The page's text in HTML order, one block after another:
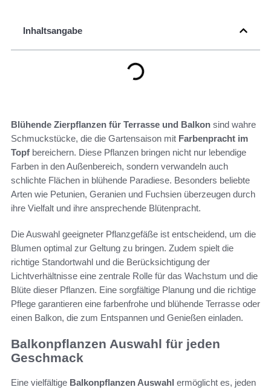
Inhaltsangabe
Blühende Zierpflanzen für Terrasse und Balkon sind wahre
Schmuckstücke, die die Gartensaison mit Farbenpracht im
Topf bereichern. Diese Pflanzen bringen nicht nur lebendige
Farben in den Außenbereich, sondern verwandeln auch
schlichte Flächen in blühende Paradiese. Besonders beliebte
Arten wie Petunien, Geranien und Fuchsien überzeugen durch
ihre Vielfalt und ihre ansprechende Blütenpracht.
Die Auswahl geeigneter Pflanzgefäße ist entscheidend, um die
Blumen optimal zur Geltung zu bringen. Zudem spielt die
richtige Standortwahl und die Berücksichtigung der
Lichtverhältnisse eine zentrale Rolle für das Wachstum und die
Blüte dieser Pflanzen. Eine sorgfältige Planung und die richtige
Pflege garantieren eine farbenfrohe und blühende Terrasse oder
einen Balkon, die zum Entspannen und Genießen einladen.
Balkonpflanzen Auswahl für jeden
Geschmack
Eine vielfältige Balkonpflanzen Auswahl ermöglicht es, jeden